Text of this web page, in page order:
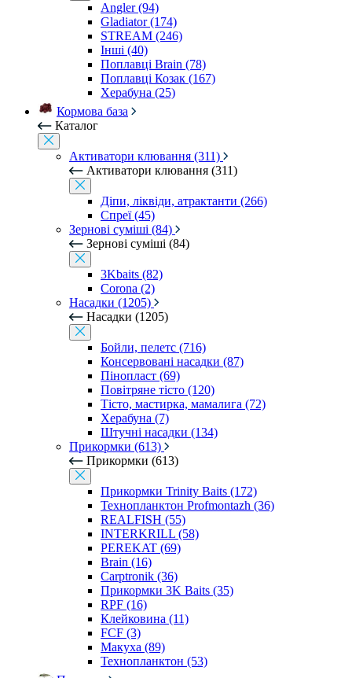
Angler (94)
Gladiator (174)
STREAM (246)
Інші (40)
Поплавці Brain (78)
Поплавці Козак (167)
Херабуна (25)
Кормова база
Каталог
Активатори клювання (311)
Активатори клювання (311)
Діпи, ліквіди, атрактанти (266)
Спреї (45)
Зернові суміші (84)
Зернові суміші (84)
3Kbaits (82)
Corona (2)
Насадки (1205)
Насадки (1205)
Бойли, пелетс (716)
Консервовані насадки (87)
Пінопласт (69)
Повітряне тісто (120)
Тісто, мастирка, мамалига (72)
Херабуна (7)
Штучні насадки (134)
Прикормки (613)
Прикормки (613)
Прикормки Trinity Baits (172)
Технопланктон Profmontazh (36)
REALFISH (55)
INTERKRILL (58)
PEREKAT (69)
Brain (16)
Carptronik (36)
Прикормки 3K Baits (35)
RPF (16)
Клейковина (11)
FCF (3)
Макуха (89)
Технопланктон (53)